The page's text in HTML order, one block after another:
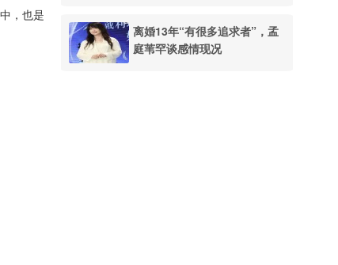
，也是
离婚13年“有很多追求者”，孟
庭苇罕谈感情现况